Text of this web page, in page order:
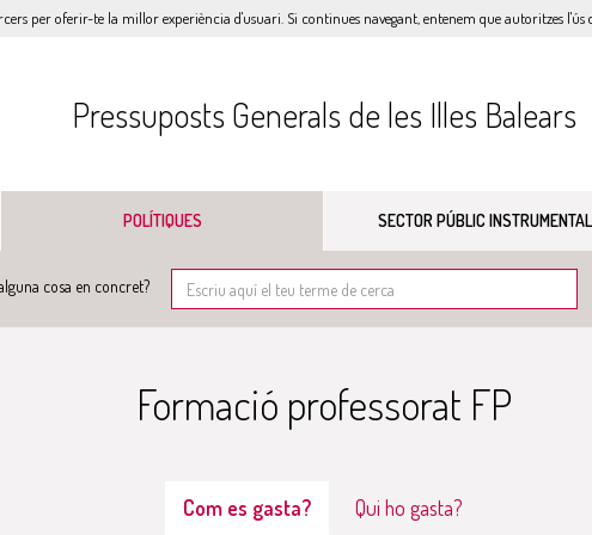
per oferir-te la millor experiència d'usuari. Si continues navegant, entenem que autoritzes l'ús
Pressuposts Generals de les Illes Balears
POLÍTIQUES SECTOR PÚBLIC INSTRUMENTAL
cosa en concret?
Formació professorat FP
Com es gasta? Qui ho gasta?